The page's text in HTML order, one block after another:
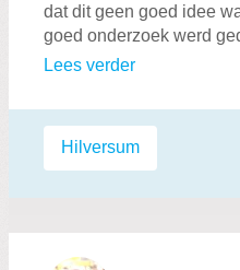
dat dit geen goed idee
goed onderzoek werd
Lees verder
Labels:
Hilversum